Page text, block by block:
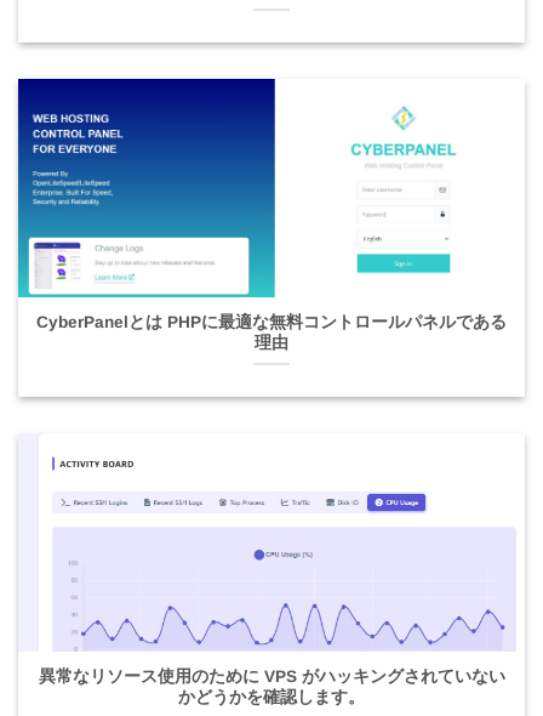
CyberPanelとは PHPに最適な無料コントロールパネルである
理由
異常なリソース使用のために VPS がハッキングされていない
かどうかを確認します。